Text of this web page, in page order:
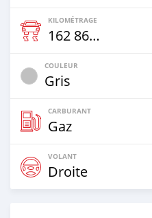
KILOMÉTRAGE
162 862 Km
COULEUR
Gris
CARBURANT
Gaz
VOLANT
Droite